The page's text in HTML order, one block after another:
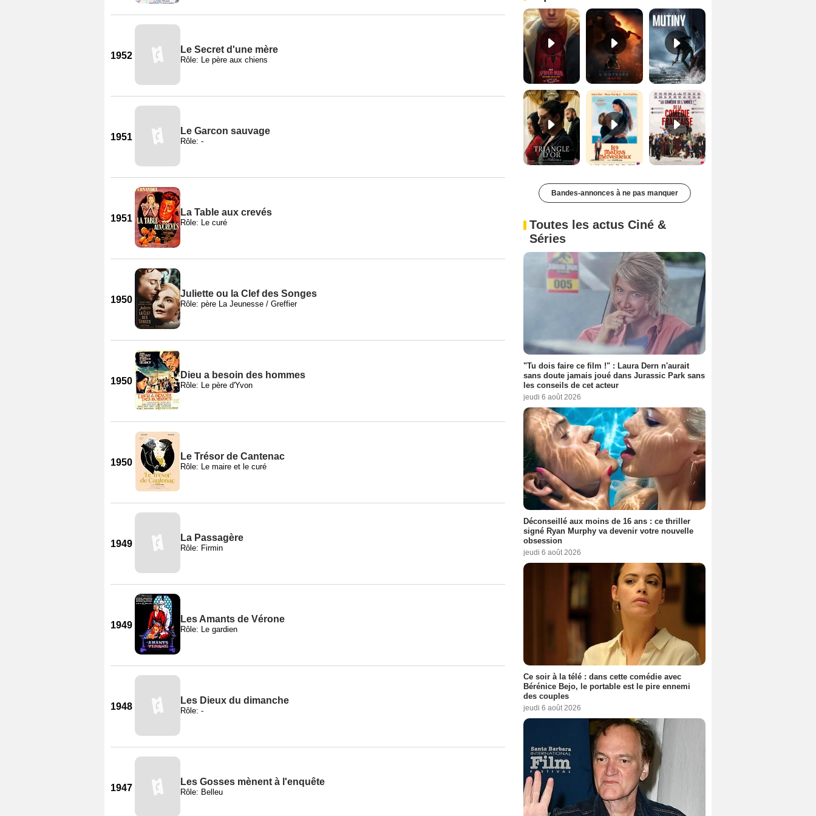
1952
Le Secret d'une mère
Rôle: Le père aux chiens
1951
Le Garcon sauvage
Rôle: -
1951
La Table aux crevés
Rôle: Le curé
1950
Juliette ou la Clef des Songes
Rôle: père La Jeunesse / Greffier
1950
Dieu a besoin des hommes
Rôle: Le père d'Yvon
1950
Le Trésor de Cantenac
Rôle: Le maire et le curé
1949
La Passagère
Rôle: Firmin
1949
Les Amants de Vérone
Rôle: Le gardien
1948
Les Dieux du dimanche
Rôle: -
1947
Les Gosses mènent à l'enquête
Rôle: Belleu
Les Matins merveilleux Bande-annonce VF De la Comédie-Française Teaser VF
Bandes-annonces à ne pas manquer
Toutes les actus Ciné &
Séries
"Tu dois faire ce film !" : Laura Dern n'aurait
sans doute jamais joué dans Jurassic Park sans
les conseils de cet acteur
jeudi 6 août 2026
Déconseillé aux moins de 16 ans : ce thriller
signé Ryan Murphy va devenir votre nouvelle
obsession
jeudi 6 août 2026
Ce soir à la télé : dans cette comédie avec
Bérénice Bejo, le portable est le pire ennemi
des couples
jeudi 6 août 2026